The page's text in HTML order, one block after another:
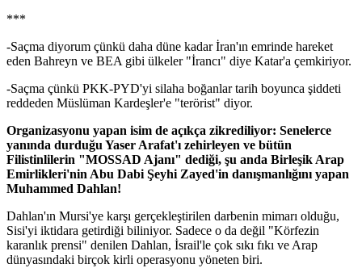
***
-Saçma diyorum çünkü daha düne kadar İran'ın emrinde hareket
eden Bahreyn ve BEA gibi ülkeler "İrancı" diye Katar'a çemkiriyor.
-Saçma çünkü PKK-PYD'yi silaha boğanlar tarih boyunca şiddeti
reddeden Müslüman Kardeşler'e "terörist" diyor.
Organizasyonu yapan isim de açıkça zikrediliyor: Senelerce
yanında durduğu Yaser Arafat'ı zehirleyen ve bütün
Filistinlilerin "MOSSAD Ajanı" dediği, şu anda Birleşik Arap
Emirlikleri'nin Abu Dabi Şeyhi Zayed'in danışmanlığını yapan
Muhammed Dahlan!
Dahlan'ın Mursi'ye karşı gerçekleştirilen darbenin mimarı olduğu,
Sisi'yi iktidara getirdiği biliniyor. Sadece o da değil "Körfezin
karanlık prensi" denilen Dahlan, İsrail'le çok sıkı fıkı ve Arap
dünyasındaki birçok kirli operasyonu yöneten biri.